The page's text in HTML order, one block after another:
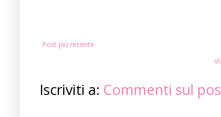
Post più recente
Iscriviti a: Commenti sul